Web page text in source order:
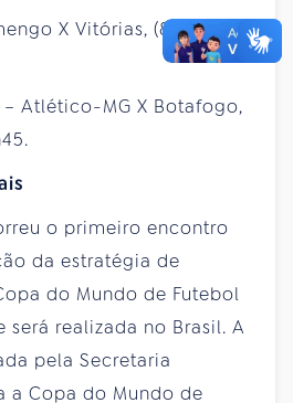
X Vitórias, (8ª
Atlético-MG X Botafogo,
o primeiro encontro
da estratégia de
do Mundo de Futebol
será realizada no Brasil. A
pela Secretaria
a Copa do Mundo de